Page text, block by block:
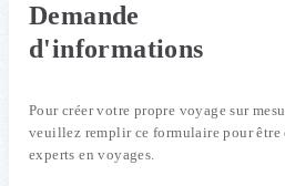
Demande
d'informations
Pour créer votre propre voyage sur
veuillez remplir ce formulaire pour être
experts en voyages.